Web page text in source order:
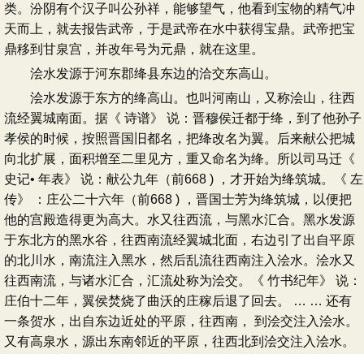
类。汾阴有个汉子叫公孙祥，能够望气，他看到宝物的精气冲
天而上，就去报告武帝，于是武帝在水中获得宝鼎。武帝把宝
鼎移到甘泉宫，并改年号为元鼎，就在这里。
浍水发源于河东郡绛县东边的洽交东高山。
浍水发源于东方的绛高山。也叫河南山，又称浍山，往西
流经翼城南面。据《 诗谱》 说：晋穆侯迁都于绛，到了他孙子
孝侯的时候，按照晋国旧都名，把绛改名为翼。后来献公把城
向北扩展，面积增至二里见方，重又命名为绛。所以司马迁《
史记• 年表》 说：献公九年（前668 ) ，才开始为绛筑城。《 左
传》 ：庄公二十六年（前668 ) ，晋国士芳为绛筑城，以便把
他的宫殿造得更为高大。水又往西流，与黑水汇合。黑水发源
于东北方的黑水谷，往西南流经翼城北面，右边引了出自平原
的北川水，南流注入黑水，然后乱流往西南注入浍水。浍水又
往西南流，与诸水汇合，汇流处称为浍交。《 竹书纪年》 说：
庄伯十二年，翼侯焚烧了曲沃的庄稼后退了回去。 … … 还有
一条贺水，出自东边近处的平原，往西南， 到浍交注入浍水。
又有高泉水，源出东南邻近的平原，往西北到浍交注入浍水。